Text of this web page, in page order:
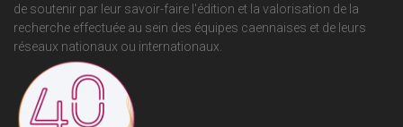
de soutenir par leur savoir-faire l'édition et la valorisation de la
recherche effectuée au sein des équipes caennaises et de leurs
réseaux nationaux ou internationaux.